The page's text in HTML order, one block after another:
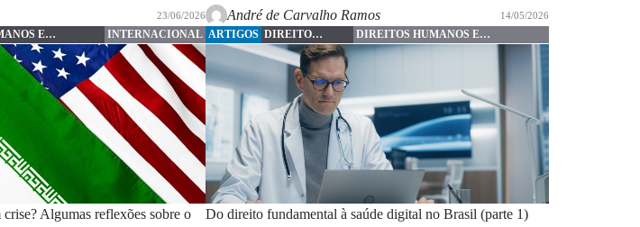
23/06/2026
André de Carvalho Ramos
14/05/2026
E
INTERNACIONAL
Algumas reflexões sobre o
ARTIGOS DIREITO
DIGITAL
DIREITOS HUMANOS E
FUNDAMENTAIS
Do direito fundamental à saúde digital no Brasil (parte 1)